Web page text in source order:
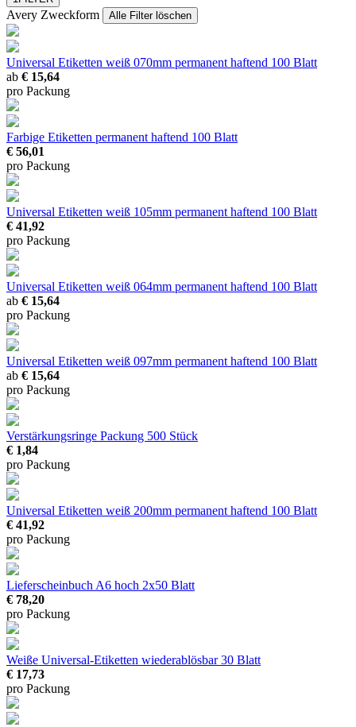
Avery Zweckform Alle Filter löschen
Universal Etiketten weiß 070mm permanent haftend 100 Blatt
ab € 15,64
pro Packung
Farbige Etiketten permanent haftend 100 Blatt
€ 56,01
pro Packung
Universal Etiketten weiß 105mm permanent haftend 100 Blatt
€ 41,92
pro Packung
Universal Etiketten weiß 064mm permanent haftend 100 Blatt
ab € 15,64
pro Packung
Universal Etiketten weiß 097mm permanent haftend 100 Blatt
ab € 15,64
pro Packung
Verstärkungsringe Packung 500 Stück
€ 1,84
pro Packung
Universal Etiketten weiß 200mm permanent haftend 100 Blatt
€ 41,92
pro Packung
Lieferscheinbuch A6 hoch 2x50 Blatt
€ 78,20
pro Packung
Weiße Universal-Etiketten wiederablösbar30 Blatt
€ 17,73
pro Packung